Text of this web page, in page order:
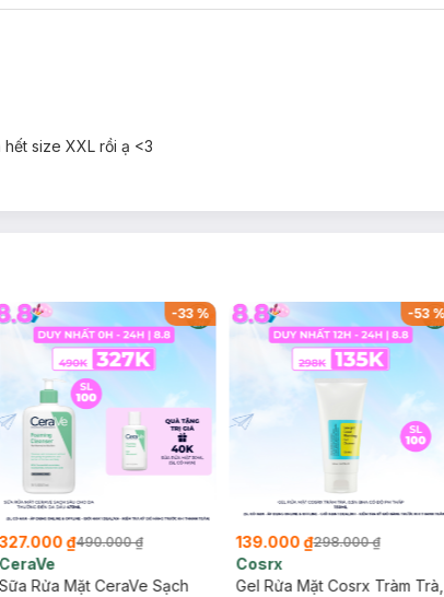
size XXL rồi ạ <3
-33%
₫490.000 ₫
CeraVe
Rửa Mặt CeraVe Sạch
-53%
139.000 ₫298.000 ₫
Cosrx
Gel Rửa Mặt Cosrx Tràm Trà,